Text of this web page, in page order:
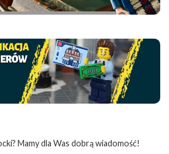
Mamy dla Was dobrą wiadomość!